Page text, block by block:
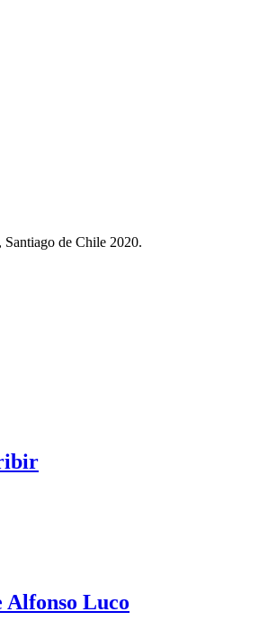
de Chile 2020.
Alfonso Luco